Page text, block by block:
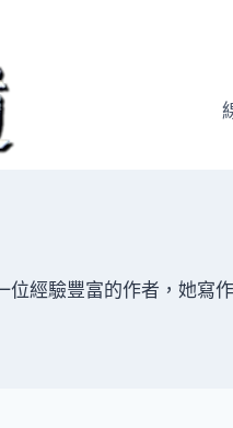
位經驗豐富的作者，她寫